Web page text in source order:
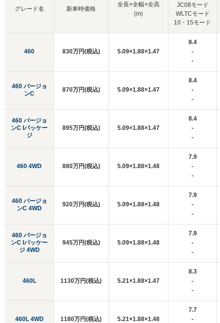
グレード名
460
460 バージョ
ンC
460 バージョ
ンC Iパッケー
ジ
460 4WD
460 バージョ
ンC 4WD
460 バージョ
ンC Iパッケー
ジ 4WD
460L
460L 4WD
新車時価格
全長×全幅×全高
(m)
JC08モード
WLTCモード
10・15モード
830万円(税込) 5.09×1.88×1.47
8.4
-
-
870万円(税込) 5.09×1.88×1.47
8.4
-
-
895万円(税込) 5.09×1.88×1.47
8.4
-
-
880万円(税込) 5.09×1.88×1.48
7.9
-
-
920万円(税込) 5.09×1.88×1.48
7.9
-
-
945万円(税込) 5.09×1.88×1.48
7.9
-
-
1130万円(税込) 5.21×1.88×1.47
8.3
-
-
1180万円(税込) 5.21×1.88×1.48
7.7
-